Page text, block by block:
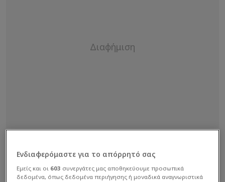
Ενδιαφερόμαστε για το απόρρητό σας
Εμείς και οι 603 συνεργάτες μας αποθηκεύουμε προσωπικά
δεδομένα, όπως δεδομένα περιήγησης ή μοναδικά αναγνωριστικά